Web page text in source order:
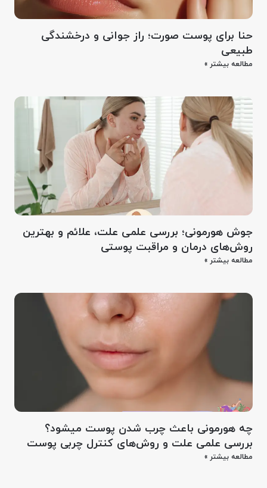
حنا برای پوست صورت؛ راز جوانی و درخشندگی
طبیعی
مطالعه بیشتر »
جوش هورمونی؛ بررسی علمی علت، علائم و بهترین
روش‌های درمان و مراقبت پوستی
مطالعه بیشتر »
چه هورمونی باعث چرب شدن پوست میشود؟
بررسی علمی علت و روش‌های کنترل چربی پوست
مطالعه بیشتر »